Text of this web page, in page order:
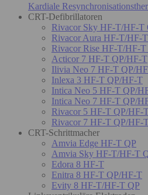
Kardiale
CRT-Defibrillatoren
Rivacor Sky HF-T/HF-T
Rivacor Aura HF-T/HF-
Rivacor Rise HF-T/HF-T
Acticor 7 HF-T QP/HF-T
Ilivia Neo 7 HF-T QP/
Inlexa 3 HF-T QP/HF-T
Intica Neo 5 HF-T QP/
Intica Neo 7 HF-T QP/
Rivacor 5 HF-T QP/HF-
Rivacor 7 HF-T QP/HF-
CRT-Schrittmacher
Amvia Edge HF-T QP
Amvia Sky HF-T/HF-T
Edora 8 HF-T
Enitra 8 HF-T QP/HF-T
Evity 8 HF-T/HF-T QP